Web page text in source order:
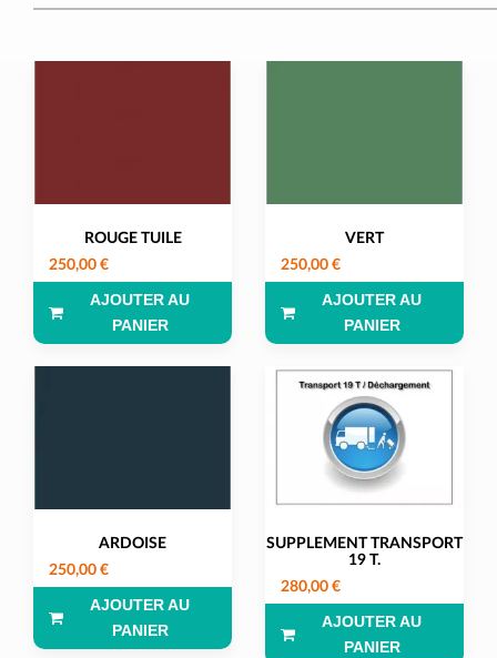
ROUGE TUILE
250,00 €
AJOUTER AU
PANIER
VERT
250,00 €
AJOUTER AU
PANIER
ARDOISE
250,00 €
AJOUTER AU
PANIER
SUPPLEMENT TRANSPORT
19 T.
280,00 €
AJOUTER AU
PANIER